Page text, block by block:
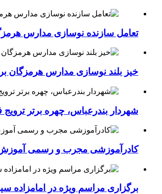
تعامل سازنده نوسازی مدارس هرمزگان و
خیز بلند نوسازی مدارس هرمزگان برای استقبال از مهر؛۴۵۴ کلاس درس
شهردار بندرعباس، چهره برتر
کادرآموزشی مجرب و رسمی آموزش
برگزاری مراسم ویژه در امامزاده